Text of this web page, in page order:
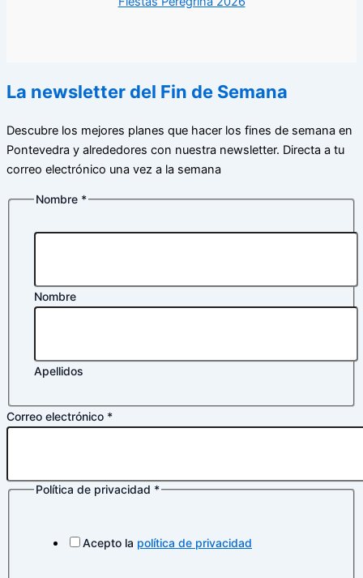
La newsletter del Fin de Semana
Descubre los mejores planes que hacer los fines de semana en
Pontevedra y alrededores con nuestra newsletter. Directa a tu
correo electrónico una vez a la semana
Nombre *
Nombre
Apellidos
Nombre
Correo electrónico *
Política de privacidad *
Acepto la política de privacidad